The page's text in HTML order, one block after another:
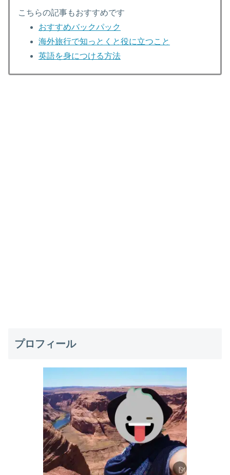
こちらの記事もおすすめです
おすすめバックパック
海外旅行で知っとくと役に立つこと
英語を身につける方法
プロフィール